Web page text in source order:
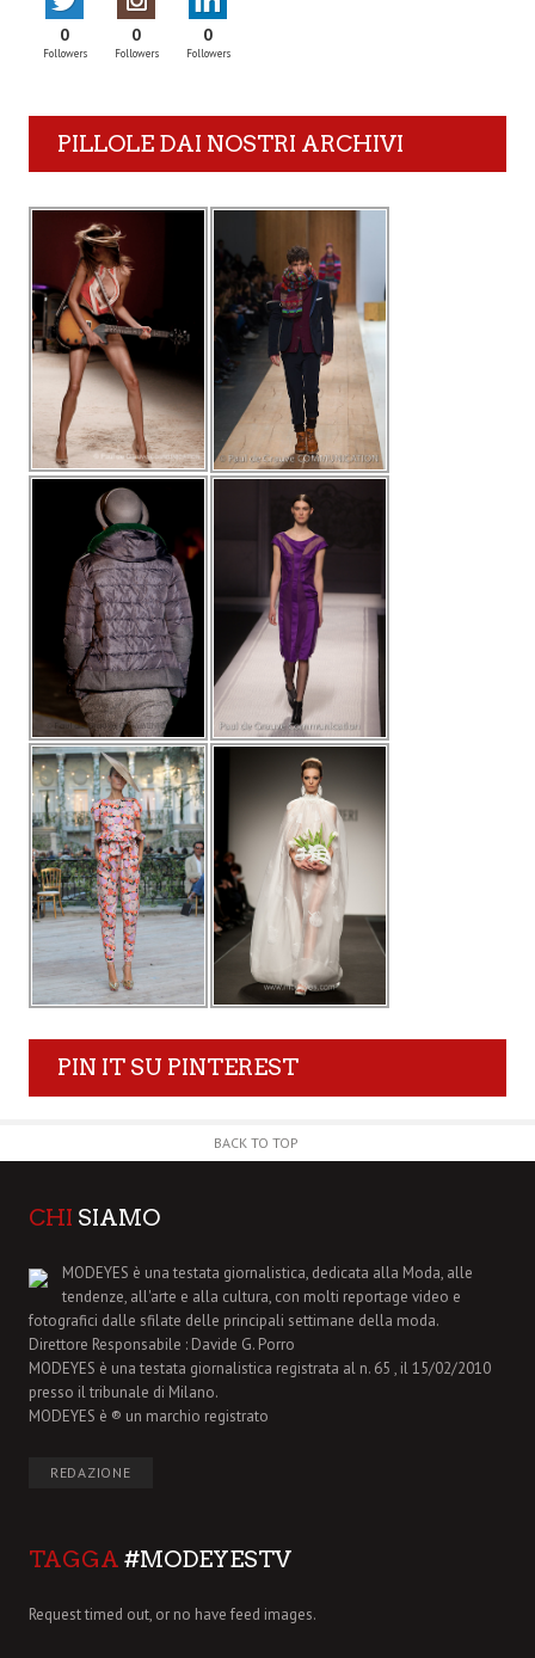
0
Followers
0
Followers
0
Followers
PILLOLE DAI NOSTRI ARCHIVI
PIN IT SU PINTEREST
BACK TO TOP
CHI SIAMO
MODEYES è una testata giornalistica, dedicata alla Moda, alle
tendenze, all'arte e alla cultura, con molti reportage video e
fotografici dalle sfilate delle principali settimane della moda.
Direttore Responsabile : Davide G. Porro
MODEYES è una testata giornalistica registrata al n. 65 , il 15/02/2010
presso il tribunale di Milano.
MODEYES è ® un marchio registrato
REDAZIONE
TAGGA #MODEYESTV
Request timed out, or no have feed images.